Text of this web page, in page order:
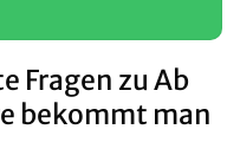
Fragen zu Ab
bekommt man